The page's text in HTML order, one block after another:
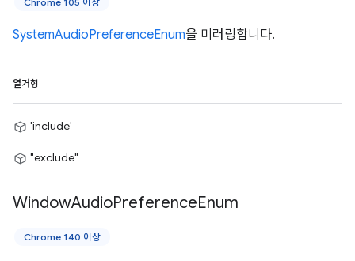
SystemAudioPreferenceEnum을 미러링합니다.
열거형
'include'
"exclude"
WindowAudioPreferenceEnum
Chrome 140 이상